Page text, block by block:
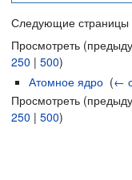
Следующие страницы
Просмотреть
250 | 500)
Атомное ядро (←
Просмотреть
250 | 500)